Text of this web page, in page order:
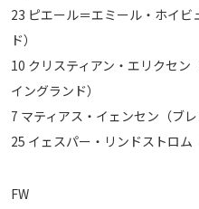
ご利用にあたって
プライバシーポリシー
お問い合わせ
Share
23 ピエール＝エミール・ホイ
ド）
10 クリスティアン・エリクセ
イングランド）
7 マティアス・イェンセン（ブ
25 イェスパー・リンドストロム
FW